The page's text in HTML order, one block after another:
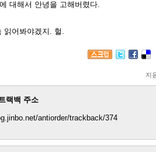
대해서 안녕을 고해버렸다.
읽어봐야겠지. 헐.
지
랙백 주소
antiorder/trackback/374